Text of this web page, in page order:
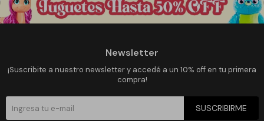
Newsletter
¡Suscribite a nuestro newsletter y accedé a un 10% off en tu primera
compra!
SUSCRIBIRME